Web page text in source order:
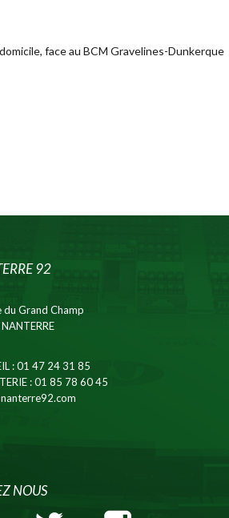
face au BCM Gravelines-Dunkerque
92
du Grand Champ
: 01 47 24 31 85
: 01 85 78 60 45
NOUS